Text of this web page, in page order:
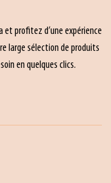
et profitez d’une expérience
large sélection de produits
en quelques clics.